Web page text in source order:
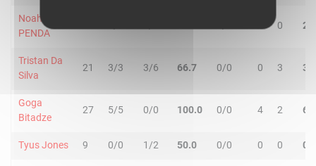
Noah
PENDA
0 2
Tristan Da
Silva
21 3/3 3/6 66.7 0/0 0 3 3
Goga
Bitadze
27 5/5 0/0 100.0 0/0 4 2 6
Tyus Jones 9 0/0 1/2 50.0 0/0 0 0 0